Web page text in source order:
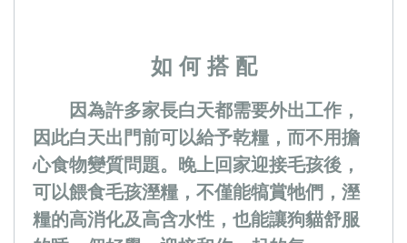
如 何 搭 配
因為許多家長白天都需要外出工作，
因此白天出門前可以給予乾糧，而不用擔
心食物變質問題。晚上回家迎接毛孩後，
可以餵食毛孩溼糧，不僅能犒賞牠們，溼
糧的高消化及高含水性，也能讓狗貓舒服